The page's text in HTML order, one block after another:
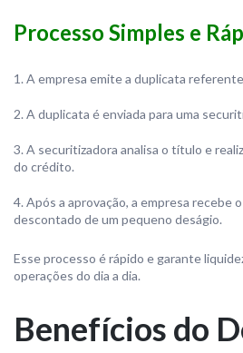
Processo Simples e
A empresa emite a duplicata referente
A duplicata é enviada para uma
A securitizadora analisa o título e
do crédito.
Após a aprovação, a empresa recebe
descontado de um pequeno deságio.
Esse processo é rápido e garante
operações do dia a dia.
Benefícios do